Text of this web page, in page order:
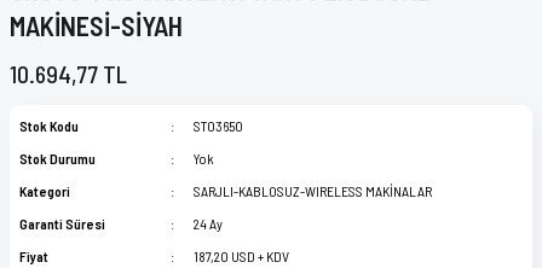
MAKİNESİ-SİYAH
10.694,77 TL
Stok Kodu
ST03650
Stok Durumu
Yok
Kategori
SARJLI-KABLOSUZ-WIRELESS MAKİNALAR
Garanti Süresi
24 Ay
Fiyat
187,20 USD + KDV